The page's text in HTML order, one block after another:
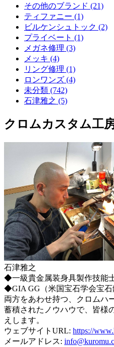
その他のブランド (21)
ティファニー (1)
ビルケンシュトック (2)
プライベート (1)
メガネ修理 (3)
メッキ (4)
リング修理 (1)
ロンワンズ (4)
未分類 (742)
石津雅之 (5)
クロムカスタム工
石津雅之
◆一級貴金属装身具製作技能
◆GIA GG（米国宝石学会宝石
両方をあわせ持つ、クロムハ
蓄積されたノウハウで、皆様
えします。
ウェブサイトURL: https://
メールアドレス: